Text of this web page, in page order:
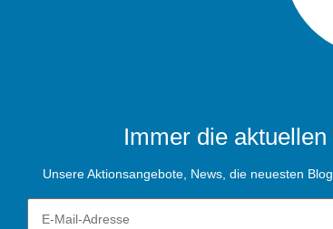
Immer die
Unsere Aktionsangebote, News, die neuesten